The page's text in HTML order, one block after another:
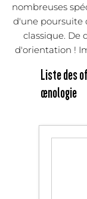
nombreuses
d'une poursuite
classique. De
d'orientation !
Liste des
œnologie